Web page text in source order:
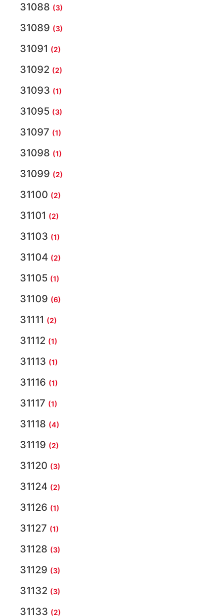
31088 (3)
31089 (3)
31091 (2)
31092 (2)
31093 (1)
31095 (3)
31097 (1)
31098 (1)
31099 (2)
31100 (2)
31101 (2)
31103 (1)
31104 (2)
31105 (1)
31109 (6)
31111 (2)
31112 (1)
31113 (1)
31116 (1)
31117 (1)
31118 (4)
31119 (2)
31120 (3)
31124 (2)
31126 (1)
31127 (1)
31128 (3)
31129 (3)
31132 (3)
31133 (2)